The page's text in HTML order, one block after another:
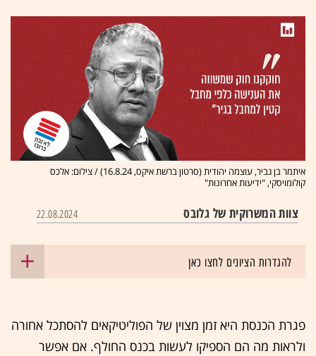
איתמר בן גביר, עוצמה יהודית (סרטון ברשת איקס, 16.8.24) / צילום: אלכס
קולומויסקי, "ידיעות אחרונות"
צוות המשרוקית של גלובס 22.08.2024
להגדרות הציונים לחצו כאן
פגרת הכנסת היא זמן מצוין של הפוליטיקאים להסתכל אחורה
ולראות מה הם הספיקו לעשות בכנס החולף. אם אפשר